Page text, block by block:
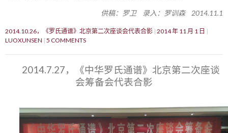
供稿：罗卫 录入：罗训森 2014.11.1
2014.10.26，《罗氏通谱》北京第二次座谈会代表合影 2014 年 11 月 1 日
LUOXUNSEN 5 COMMENTS
2014.7.27，《中华罗氏通谱》北京第二次座谈
会筹备会代表合影